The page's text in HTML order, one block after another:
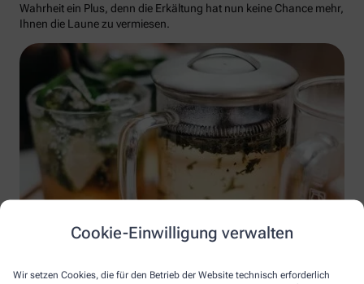
Cookie-Einwilligung verwalten
Wir setzen Cookies, die für den Betrieb der Website technisch erforderlich
Wahrheit ein Plus, denn die Erkältung hat nun keine Chance mehr,
Ihnen die Laune zu vermiesen.
Unsplash Massimo Rinaldi